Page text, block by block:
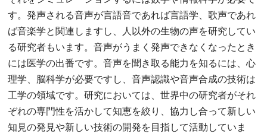
す。発声される音声が言語音であれば言語学、歌声であれ
ば音楽学と関連しますし、人以外の生物の声を研究してい
る研究者もいます。音声がうまく発声できなくなったとき
には医学の出番です。音声を聞き取る能力を知るには、心
理学、脳科学が必要ですし、音声認識や音声合成の技術は
工学の領域です。研究においては、世界中の研究者がそれ
ぞれの専門性を活かして知恵を絞り、協力し合って新しい
知見の発見や新しい技術の開発を目指して活動していま